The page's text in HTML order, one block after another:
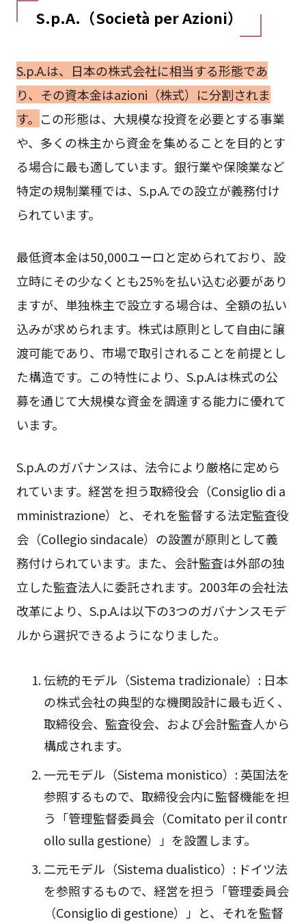
S.p.A.（Società per Azioni）
S.p.A.は、日本の株式会社に相当する形態であ
り、その資本金はazioni（株式）に分割されま
す。 この形態は、大規模な投資を必要とする事業
や、多くの株主から資金を集めることを目的とす
る場合に最も適しています。銀行業や保険業など
特定の規制業種では、S.p.A.での設立が義務付け
られています。
最低資本金は50,000ユーロと定められており、設
立時にその少なくとも25%を払い込む必要があり
ますが、単独株主で設立する場合は、全額の払い
込みが求められます。株式は原則として自由に譲
渡可能であり、市場で取引されることを前提とし
た構造です。この特性により、S.p.A.は株式の公
募を通じて大規模な資金を調達する能力に優れて
います。
S.p.A.のガバナンスは、法令により厳格に定めら
れています。経営を担う取締役会（Consiglio di a
mministrazione）と、それを監督する法定監査役
会（Collegio sindacale）の設置が原則として義
務付けられています。また、会計監査は外部の独
立した監査法人に委託されます。2003年の会社法
改革により、S.p.A.は以下の3つのガバナンスモデ
ルから選択できるようになりました。
伝統的モデル（Sistema tradizionale）: 日本
の株式会社の典型的な機関設計に最も近く、
取締役会、監査役会、および会計監査人から
構成されます。
一元モデル（Sistema monistico）: 英国法を
参照するもので、取締役会内に監督機能を担
う「管理監督委員会（Comitato per il contr
ollo sulla gestione）」を設置します。
二元モデル（Sistema dualistico）: ドイツ法
を参照するもので、経営を担う「管理委員会
（Consiglio di gestione）」と、それを監督